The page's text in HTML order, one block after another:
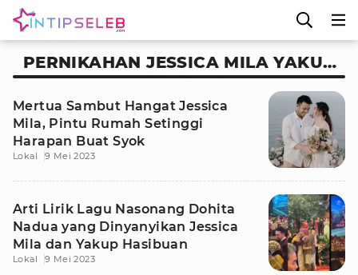
PERNIKAHAN JESSICA MILA YAKUP
HASIBUAN
Mertua Sambut Hangat Jessica
Mila, Pintu Rumah Setinggi
Harapan Buat Syok
Lokal 9 Mei 2023
Arti Lirik Lagu Nasonang Dohita
Nadua yang Dinyanyikan Jessica
Mila dan Yakup Hasibuan
Lokal 9 Mei 2023